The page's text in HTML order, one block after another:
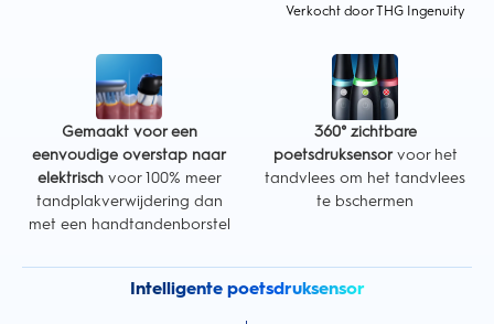
Verkocht door THG Ingenuity
Gemaakt voor een
eenvoudige overstap naar
elektrischvoor 100% meer
tandplakverwijdering dan
met een handtandenborstel
360° zichtbare
poetsdruksensorvoor het
tandvlees om het tandvlees
te bschermen
Intelligente poetsdruksensor